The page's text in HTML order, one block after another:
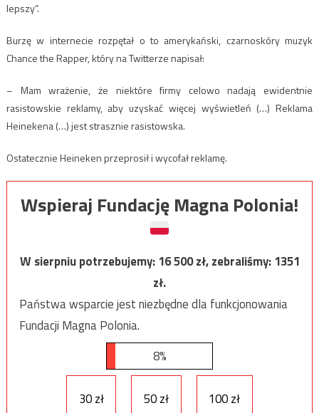
lepszy”.
Burzę w internecie rozpętał o to amerykański, czarnoskóry muzyk
Chance the Rapper, który na Twitterze napisał:
– Mam wrażenie, że niektóre firmy celowo nadają ewidentnie
rasistowskie reklamy, aby uzyskać więcej wyświetleń (…) Reklama
Heinekena (…) jest strasznie rasistowska.
Ostatecznie Heineken przeprosił i wycofał reklamę.
Wspieraj Fundację Magna Polonia!
W sierpniu potrzebujemy:16 500zł, zebraliśmy:1351
zł.
Państwa wsparcie jest niezbędne dla funkcjonowania
Fundacji Magna Polonia.
8%
30 zł 50 zł 100 zł